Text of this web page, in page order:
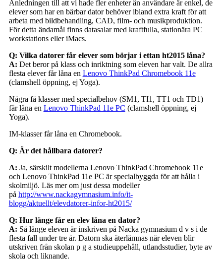
Anledningen till att vi hade fler enheter än användare är enkel, de
elever som har en bärbar dator behöver ibland extra kraft för att
arbeta med bildbehandling, CAD, film- och musikproduktion.
För detta ändamål finns datasalar med kraftfulla, stationära PC
workstations eller iMacs.
Q: Vilka datorer får elever som börjar i ettan ht2015 låna?
A: Det beror på klass och inriktning som eleven har valt. De allra
flesta elever får låna en Lenovo ThinkPad Chromebook 11e
(clamshell öppning, ej Yoga).
Några få klasser med specialbehov (SM1, TI1, TT1 och TD1)
får låna en Lenovo ThinkPad 11e PC (clamshell öppning, ej
Yoga).
IM-klasser får låna en Chromebook.
Q: Är det hållbara datorer?
A: Ja, särskilt modellerna Lenovo ThinkPad Chromebook 11e
och Lenovo ThinkPad 11e PC är specialbyggda för att hålla i
skolmiljö. Läs mer om just dessa modeller
på http://www.nackagymnasium.info/it-
blogg/aktuellt/elevdatorer-infor-ht2015/
Q: Hur länge får en elev låna en dator?
A: Så länge eleven är inskriven på Nacka gymnasium d v s i de
flesta fall under tre år. Datorn ska återlämnas när eleven blir
utskriven från skolan p g a studieuppehåll, utlandsstudier, byte av
skola och liknande.